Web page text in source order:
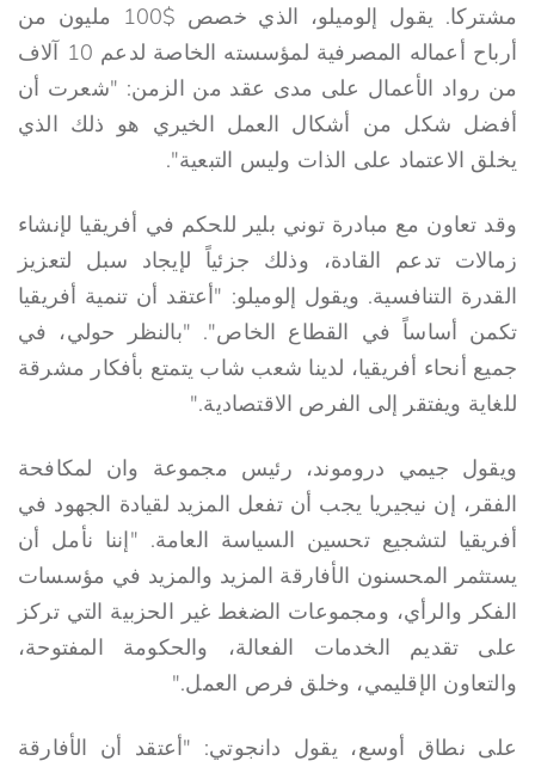
مشتركا. يقول إلوميلو، الذي خصص $100 مليون من
أرباح أعماله المصرفية لمؤسسته الخاصة لدعم 10 آلاف
من رواد الأعمال على مدى عقد من الزمن: "شعرت أن
أفضل شكل من أشكال العمل الخيري هو ذلك الذي
يخلق الاعتماد على الذات وليس التبعية".
وقد تعاون مع مبادرة توني بلير للحكم في أفريقيا لإنشاء
زمالات تدعم القادة، وذلك جزئياً لإيجاد سبل لتعزيز
القدرة التنافسية. ويقول إلوميلو: "أعتقد أن تنمية أفريقيا
تكمن أساساً في القطاع الخاص". "بالنظر حولي، في
جميع أنحاء أفريقيا، لدينا شعب شاب يتمتع بأفكار مشرقة
للغاية ويفتقر إلى الفرص الاقتصادية."
ويقول جيمي دروموند، رئيس مجموعة وان لمكافحة
الفقر، إن نيجيريا يجب أن تفعل المزيد لقيادة الجهود في
أفريقيا لتشجيع تحسين السياسة العامة. "إننا نأمل أن
يستثمر المحسنون الأفارقة المزيد والمزيد في مؤسسات
الفكر والرأي، ومجموعات الضغط غير الحزبية التي تركز
على تقديم الخدمات الفعالة، والحكومة المفتوحة،
والتعاون الإقليمي، وخلق فرص العمل."
على نطاق أوسع، يقول دانجوتي: "أعتقد أن الأفارقة